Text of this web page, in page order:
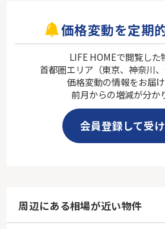
価格変動を定期
LIFE HOMEで閲覧した
首都圏エリア（東京、神奈川
価格変動の情報をお届け
前月からの増減が分か
会員登録して受
周辺にある相場が近い物件